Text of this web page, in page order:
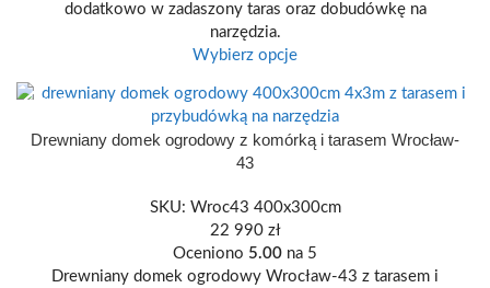
dodatkowo w zadaszony taras oraz dobudówkę na
narzędzia.
Wybierz opcje
400 X 300
Drewniany domek ogrodowy z komórką i tarasem Wrocław-
43
SKU: Wroc43 400x300cm
22 990 zł
Oceniono 5.00 na 5
Drewniany domek ogrodowy Wrocław-43 z tarasem i